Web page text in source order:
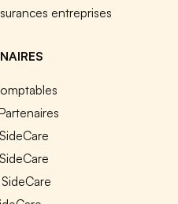
entreprises